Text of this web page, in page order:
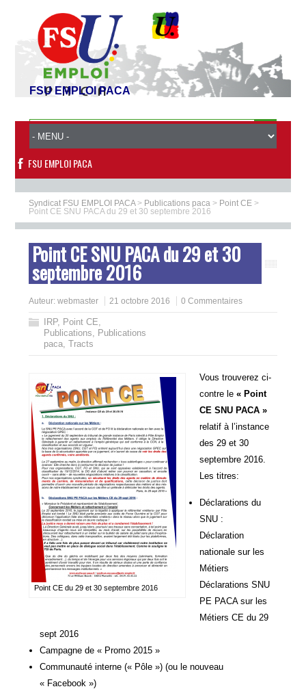
FSU EMPLOI PACA
FSU EMPLOI PACA
Syndicat FSU EMPLOI PACA> Publications paca > Point CE >
Point CE SNU PACA du 29 et 30 septembre 2016
Point CE SNU PACA du 29 et 30
septembre 2016
Auteur:webmaster 21 octobre 2016 0 Commentaires
IRP, Point CE,
Publications, Publications
paca,Tracts
Point CE du 29 et 30 septembre 2016
Vous trouverez ci-
contre le« Point
CE SNU PACA »
relatif à l’instance
des 29 et 30
septembre 2016.
Les titres:
Déclarations du
SNU :
Déclaration
nationale sur les
Métiers
Déclarations SNU
PE PACA sur les
Métiers CE du 29
sept 2016
Campagne de « Promo 2015 »
Communauté interne (« Pôle ») (ou le nouveau
« Facebook »)